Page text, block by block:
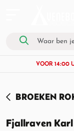
VOOR 14:00
BROEKEN
Fjallraven Karl